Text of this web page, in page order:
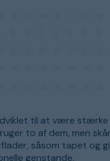
til at være
to af dem, men
såsom tapet og
genstande.